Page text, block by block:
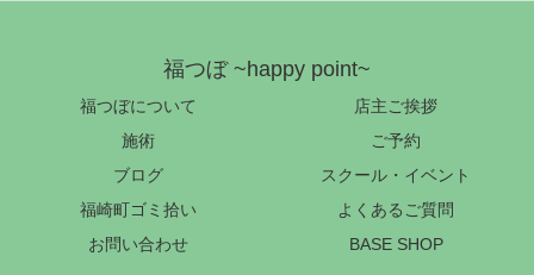
福つぼ ~happy point~
福つぼについて
店主ご挨拶
施術
ご予約
ブログ
スクール・イベント
福崎町ゴミ拾い
よくあるご質問
お問い合わせ
BASE SHOP